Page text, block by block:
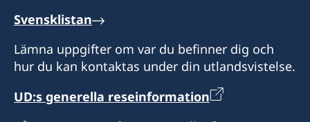
Svensklistan
Lämna uppgifter om var du befinner dig och
hur du kan kontaktas under din utlandsvistelse.
UD:s generella reseinformation